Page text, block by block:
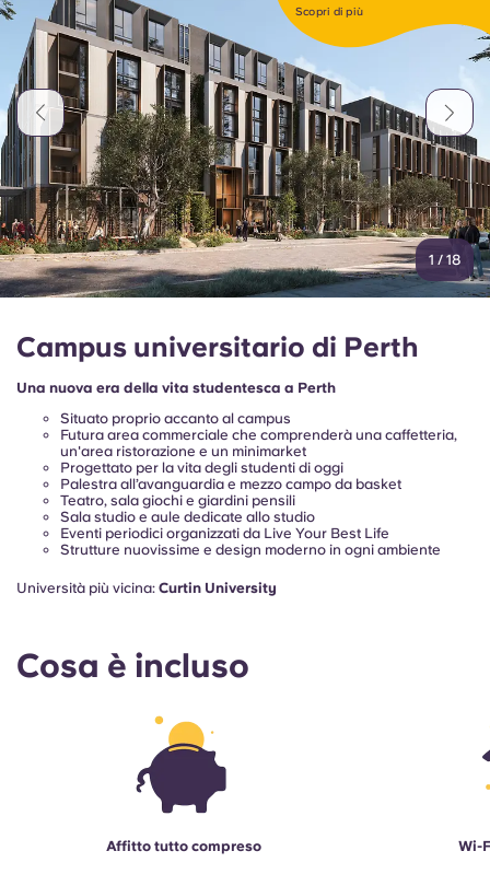
Scopri di più
1 / 18
Campus universitario di Perth
Una nuova era della vita studentesca a Perth
Situato proprio accanto al campus
Futura area commerciale che comprenderà una caffetteria,
un'area ristorazione e un minimarket
Progettato per la vita degli studenti di oggi
Palestra all’avanguardia e mezzo campo da basket
Teatro, sala giochi e giardini pensili
Sala studio e aule dedicate allo studio
Eventi periodici organizzati da Live Your Best Life
Strutture nuovissime e design moderno in ogni ambiente
Università più vicina: Curtin University
Cosa è incluso
Affitto tutto compreso Wi-